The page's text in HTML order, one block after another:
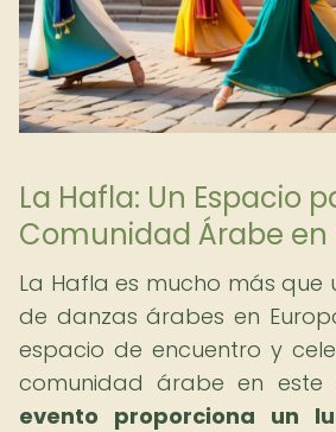
La Hafla: Un Espacio
Comunidad Árabe en
La Hafla es mucho más que
de danzas árabes en
espacio de encuentro y
comunidad árabe en este
evento proporciona un